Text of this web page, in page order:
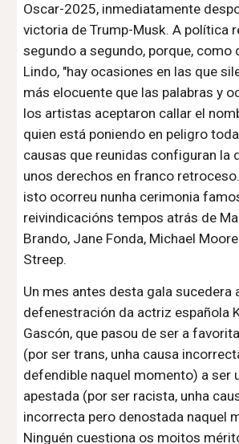
Oscar-2025, inmediatamente
victoria de Trump-Musk. A política
segundo a segundo, porque, como
Lindo, "hay ocasiones en las que
más elocuente que las palabras y
los artistas aceptaron callar el
quien está poniendo en peligro
causas que reunidas configuran la
unos derechos en franco
isto ocorreu nunha cerimonia
reivindicacións tempos atrás de
Brando, Jane Fonda, Michael
Streep.
Un mes antes desta gala sucedera
defenestración da actriz española
Gascón, que pasou de ser a
(por ser trans, unha causa
defendible naquel momento) a ser
apestada (por ser racista, unha
incorrecta pero denostada naquel
Ninguén cuestiona os moitos